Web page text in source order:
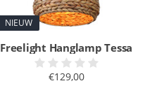
NIEUW
Freelight Hanglamp Tessa
€129,00